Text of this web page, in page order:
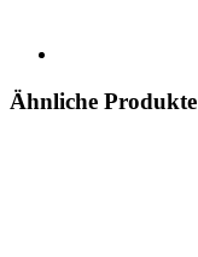
Ähnliche Produkte